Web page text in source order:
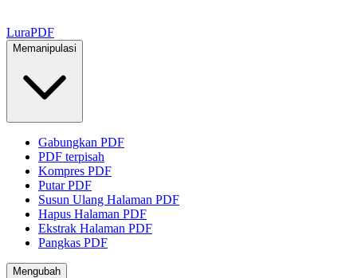
LuraPDF
Memanipulasi
Gabungkan PDF
PDF terpisah
Kompres PDF
Putar PDF
Susun Ulang Halaman PDF
Hapus Halaman PDF
Ekstrak Halaman PDF
Pangkas PDF
Mengubah